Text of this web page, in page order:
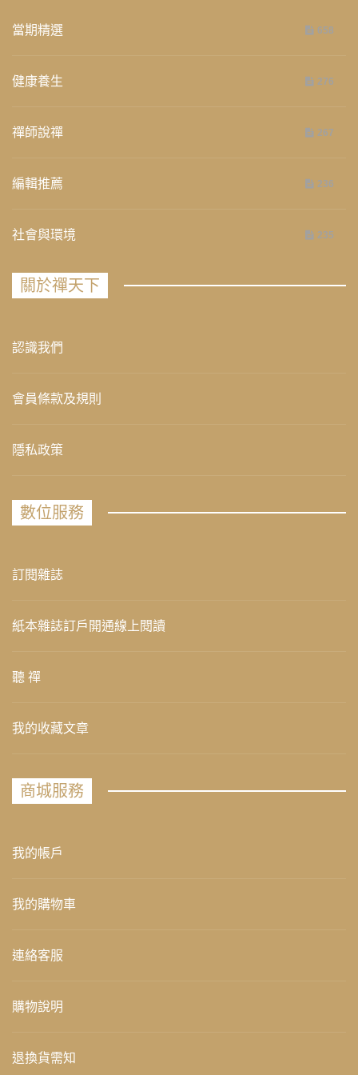
當期精選 658
健康養生 276
禪師說禪 267
編輯推薦 236
社會與環境 235
關於禪天下
認識我們
會員條款及規則
隱私政策
數位服務
訂閱雜誌
紙本雜誌訂戶開通線上閱讀
聽 禪
我的收藏文章
商城服務
我的帳戶
我的購物車
連絡客服
購物說明
退換貨需知